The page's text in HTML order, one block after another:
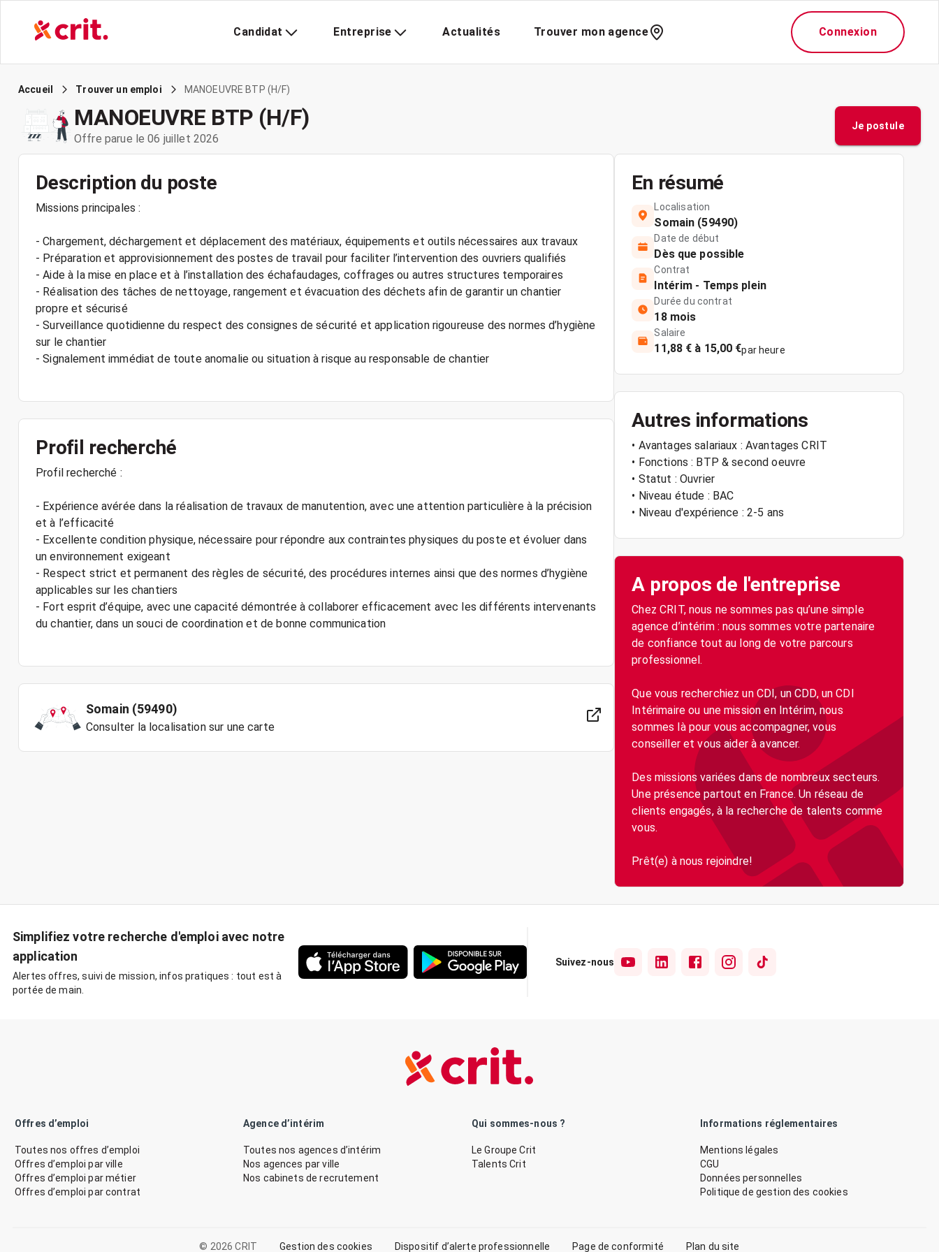
Candidat Entreprise Actualités Trouver mon agence Connexion
Accueil Trouver un emploi MANOEUVRE BTP (H/F)
MANOEUVRE BTP (H/F)
Offre parue le 06 juillet 2026
Je postule
Description du poste
Missions principales :
- Chargement, déchargement et déplacement des matériaux, équipements et outils nécessaires aux travaux
- Préparation et approvisionnement des postes de travail pour faciliter l’intervention des ouvriers qualifiés
- Aide à la mise en place et à l’installation des échafaudages, coffrages ou autres structures temporaires
- Réalisation des tâches de nettoyage, rangement et évacuation des déchets afin de garantir un chantier
propre et sécurisé
- Surveillance quotidienne du respect des consignes de sécurité et application rigoureuse des normes d’hygiène
sur le chantier
- Signalement immédiat de toute anomalie ou situation à risque au responsable de chantier
Profil recherché
Profil recherché :
- Expérience avérée dans la réalisation de travaux de manutention, avec une attention particulière à la précision
et à l’efficacité
- Excellente condition physique, nécessaire pour répondre aux contraintes physiques du poste et évoluer dans
un environnement exigeant
- Respect strict et permanent des règles de sécurité, des procédures internes ainsi que des normes d’hygiène
applicables sur les chantiers
- Fort esprit d’équipe, avec une capacité démontrée à collaborer efficacement avec les différents intervenants
du chantier, dans un souci de coordination et de bonne communication
Somain (59490)
Consulter la localisation sur une carte
En résumé
Localisation
Somain (59490)
Date de début
Dès que possible
Contrat
Intérim - Temps plein
Durée du contrat
18 mois
Salaire
11,88 € à 15,00 €par heure
Autres informations
• Avantages salariaux : Avantages CRIT
• Fonctions : BTP & second oeuvre
• Statut : Ouvrier
• Niveau étude : BAC
• Niveau d'expérience : 2-5 ans
A propos de l'entreprise
Chez CRIT, nous ne sommes pas qu’une simple
agence d’intérim : nous sommes votre partenaire
de confiance tout au long de votre parcours
professionnel.
Que vous recherchiez un CDI, un CDD, un CDI
Intérimaire ou une mission en Intérim, nous
sommes là pour vous accompagner, vous
conseiller et vous aider à avancer.
Des missions variées dans de nombreux secteurs.
Une présence partout en France. Un réseau de
clients engagés, à la recherche de talents comme
vous.
Prêt(e) à nous rejoindre!
Simplifiez votre recherche d'emploi avec notre
application
Alertes offres, suivi de mission, infos pratiques : tout est à
portée de main.
Suivez-nous
Offres d’emploi
Toutes nos offres d’emploi
Offres d’emploi par ville
Offres d’emploi par métier
Offres d’emploi par contrat
Agence d’intérim
Toutes nos agences d’intérim
Nos agences par ville
Nos cabinets de recrutement
Qui sommes-nous ?
Le Groupe Crit
Talents Crit
Informations réglementaires
Mentions légales
CGU
Données personnelles
Politique de gestion des cookies
© 2026 CRIT Gestion des cookies Dispositif d’alerte professionnelle Page de conformité Plan du site